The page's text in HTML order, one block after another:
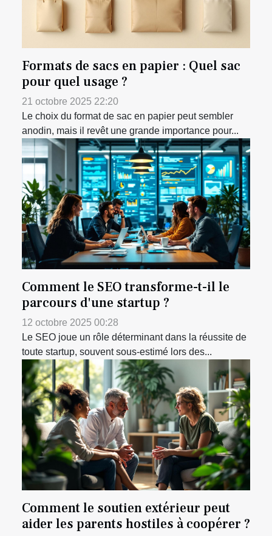
Formats de sacs en papier : Quel sac
pour quel usage ?
21 octobre 2025 22:20
Le choix du format de sac en papier peut sembler
anodin, mais il revêt une grande importance pour...
Comment le SEO transforme-t-il le
parcours d'une startup ?
12 octobre 2025 00:28
Le SEO joue un rôle déterminant dans la réussite de
toute startup, souvent sous-estimé lors des...
Comment le soutien extérieur peut
aider les parents hostiles à coopérer ?